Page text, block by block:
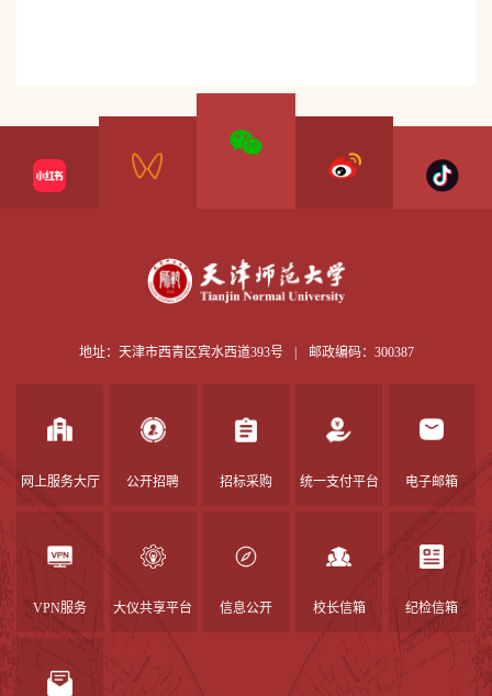
地址：天津市西青区宾水西道393号 | 邮政编码：300387
网上服务大厅 公开招聘 招标采购 统一支付平台 电子邮箱
VPN服务 大仪共享平台 信息公开 校长信箱 纪检信箱